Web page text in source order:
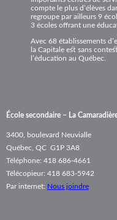
compte le plus d’élèves
regroupe par ailleurs 9
3 écoles offrant une
Avec 68 établissements
la Capitale est sans
l’éducation au Québec.
École secondaire – La
3400, boulevard Neuvialle
Québec, QC G1P 3A8
Téléphone: 418 686-4661
Télécopieur: 418 683-5942
Par internet: Nous joindre